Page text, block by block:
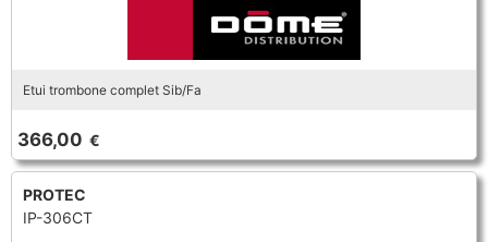
Etui trombone complet Sib/Fa
366,00 €
PROTEC
IP-306CT